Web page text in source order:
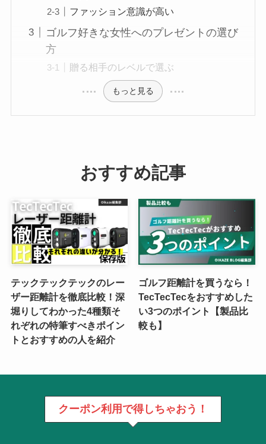
ファッション意識が高い
ゴルフ好きな女性へのプレゼントの選び
方
贈る相手のレベルで選ぶ
もっと見る
おすすめ記事
テックテックテックのレー
ザー距離計を徹底比較！深
堀りしてわかった4種類そ
れぞれの特筆すべきポイン
トとおすすめの人を紹介
ゴルフ距離計を買うなら！
TecTecTecをおすすめした
い3つのポイント【製品比
較も】
クーポン利用で得しちゃおう！